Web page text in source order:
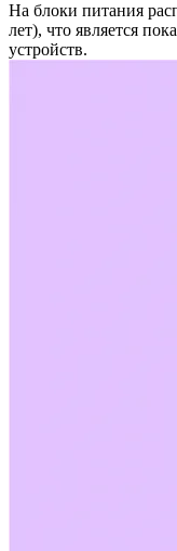
На блоки питания
лет), что является
устройств.